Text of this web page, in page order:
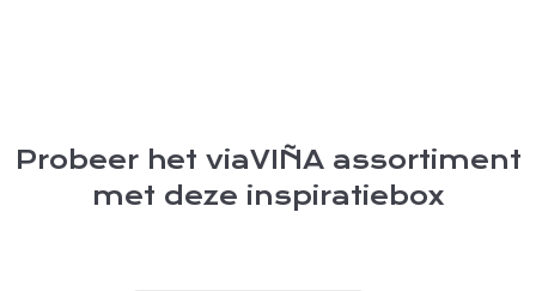
Probeer het viaVIÑA assortiment
met deze inspiratiebox